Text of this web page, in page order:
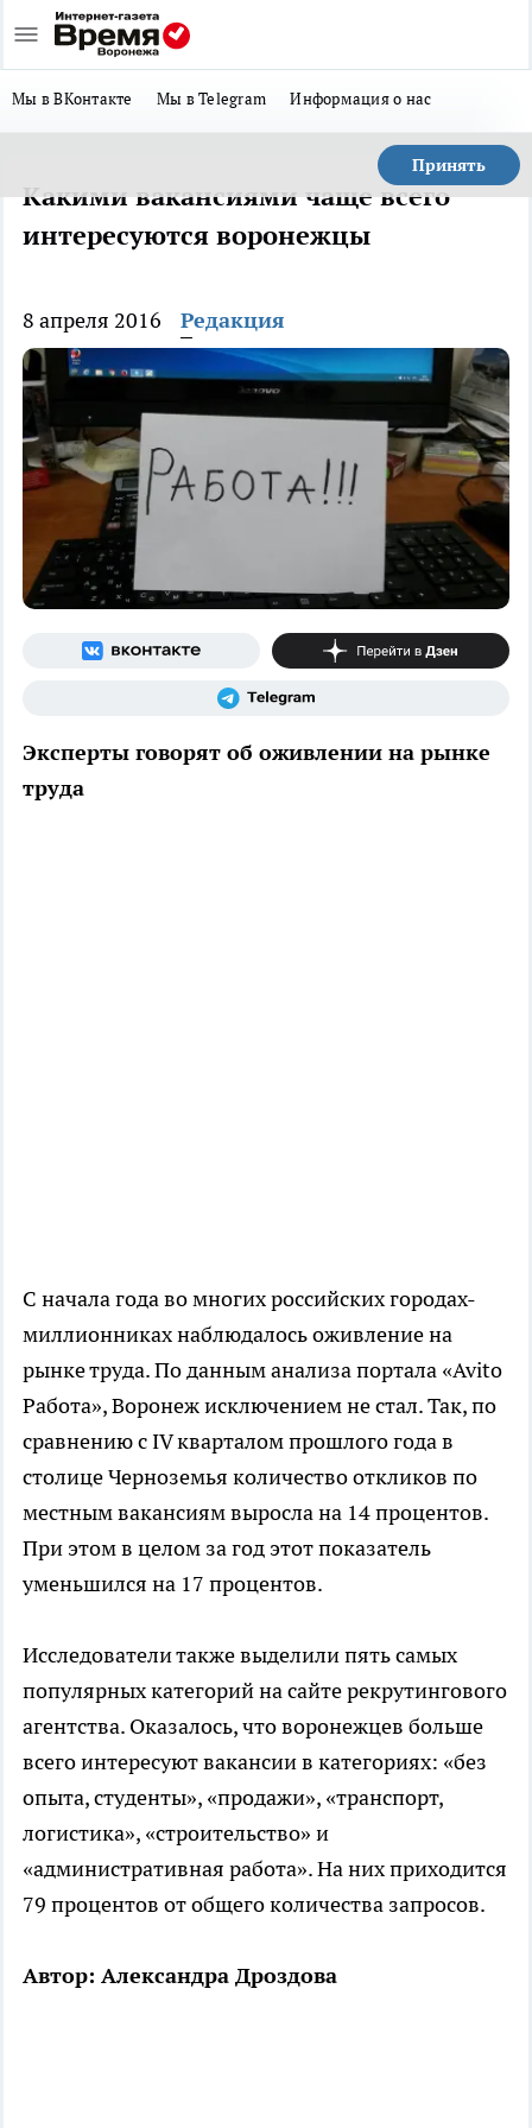
Мы в ВКонтакте Мы в Telegram Информация о нас
Принять
Какими вакансиями чаще всего
интересуются воронежцы
8 апреля 2016 Редакция
Эксперты говорят об оживлении на рынке
труда
С начала года во многих российских городах-
миллионниках наблюдалось оживление на
рынке труда. По данным анализа портала «Avito
Работа», Воронеж исключением не стал. Так, по
сравнению с IV кварталом прошлого года в
столице Черноземья количество откликов по
местным вакансиям выросла на 14 процентов.
При этом в целом за год этот показатель
уменьшился на 17 процентов.
Исследователи также выделили пять самых
популярных категорий на сайте рекрутингового
агентства. Оказалось, что воронежцев больше
всего интересуют вакансии в категориях: «без
опыта, студенты», «продажи», «транспорт,
логистика», «строительство» и
«административная работа». На них приходится
79 процентов от общего количества запросов.
Автор: Александра Дроздова